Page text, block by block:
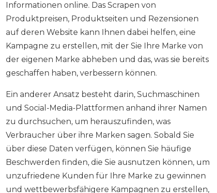
Informationen online. Das Scrapen von
Produktpreisen, Produktseiten und Rezensionen
auf deren Website kann Ihnen dabei helfen, eine
Kampagne zu erstellen, mit der Sie Ihre Marke von
der eigenen Marke abheben und das, was sie bereits
geschaffen haben, verbessern können.
Ein anderer Ansatz besteht darin, Suchmaschinen
und Social-Media-Plattformen anhand ihrer Namen
zu durchsuchen, um herauszufinden, was
Verbraucher über ihre Marken sagen. Sobald Sie
über diese Daten verfügen, können Sie häufige
Beschwerden finden, die Sie ausnutzen können, um
unzufriedene Kunden für Ihre Marke zu gewinnen
und wettbewerbsfähigere Kampagnen zu erstellen,